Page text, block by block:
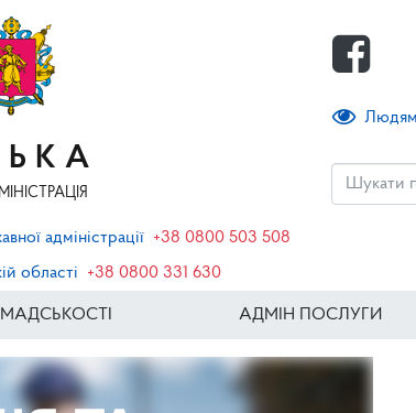
Людям
адміністрації +38 0800 503 508
області
+38 0800 331 630
АДМІН ПОСЛУГИ